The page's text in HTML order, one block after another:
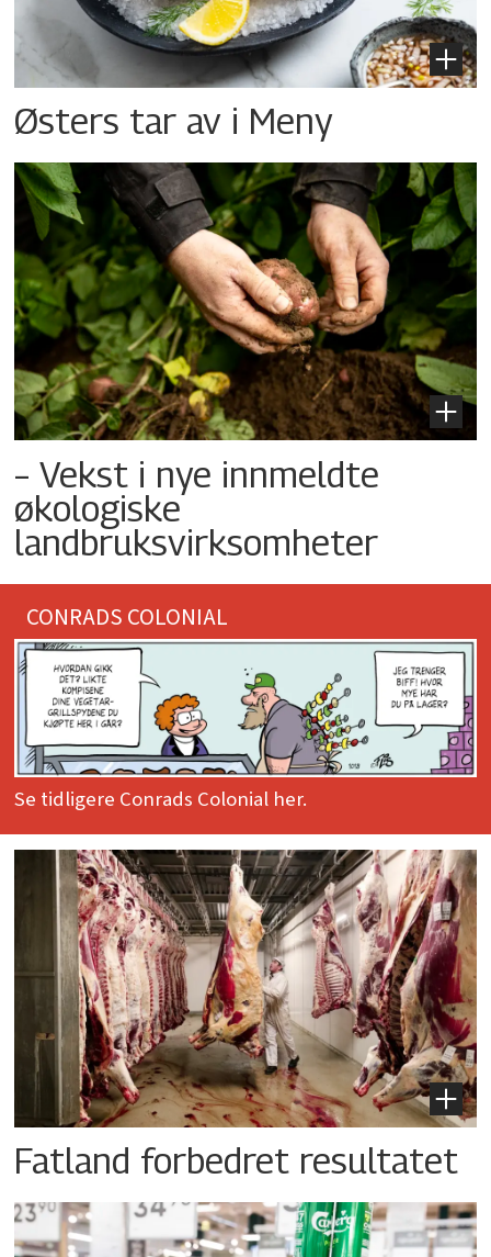
Østers tar av i Meny
– Vekst i nye innmeldte
økologiske
landbruksvirksomheter
CONRADS COLONIAL
Se tidligere Conrads Colonial her.
Fatland forbedret resultatet